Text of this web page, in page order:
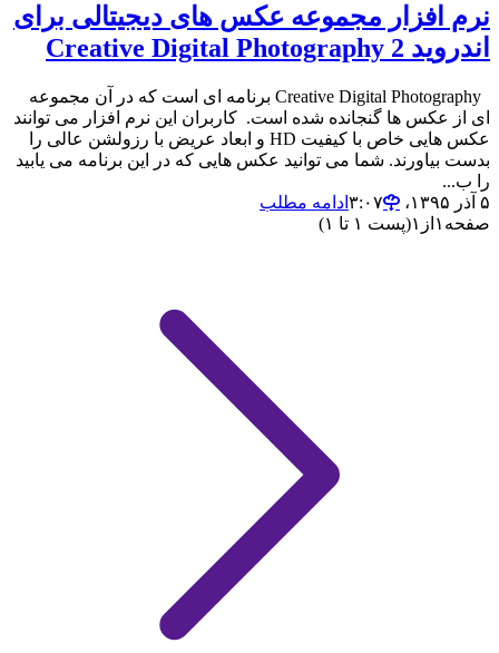
نرم افزار مجموعه عکس های دیجیتالی برای
اندروید Creative Digital Photography 2
Creative Digital Photography برنامه ای است که در آن مجموعه
ای از عکس ها گنجانده شده است. کاربران این نرم افزار می توانند
عکس هایی خاص با کیفیت HD و ابعاد عریض با رزولشن عالی را
بدست بیاورند. شما می توانید عکس هایی که در این برنامه می یابید
را ب...
۵ آذر ۱۳۹۵،‏ ۳:۰۷
ادامه مطلب
صفحه ۱ از ۱(پست ۱ تا ۱)